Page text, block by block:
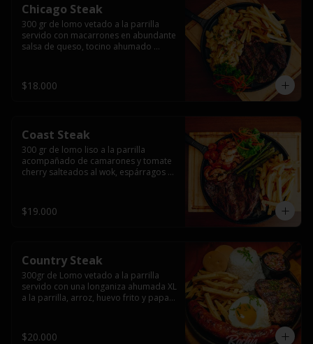
Chicago Steak
300 gr de lomo vetado a la parrilla
servido con macarrones en abundante
salsa de queso, tocino ahumado
$18.000
Coast Steak
300 gr de lomo liso a la parrilla
acompañado de camarones y tomate
cherry salteados al wok, espárragos
$19.000
Country Steak
300gr de Lomo vetado a la parrilla
servido con una longaniza ahumada XL
a la parrilla, arroz, huevo frito y papas
$20.000